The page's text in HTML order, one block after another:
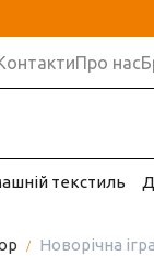
Про нас
текстиль
Новорічна